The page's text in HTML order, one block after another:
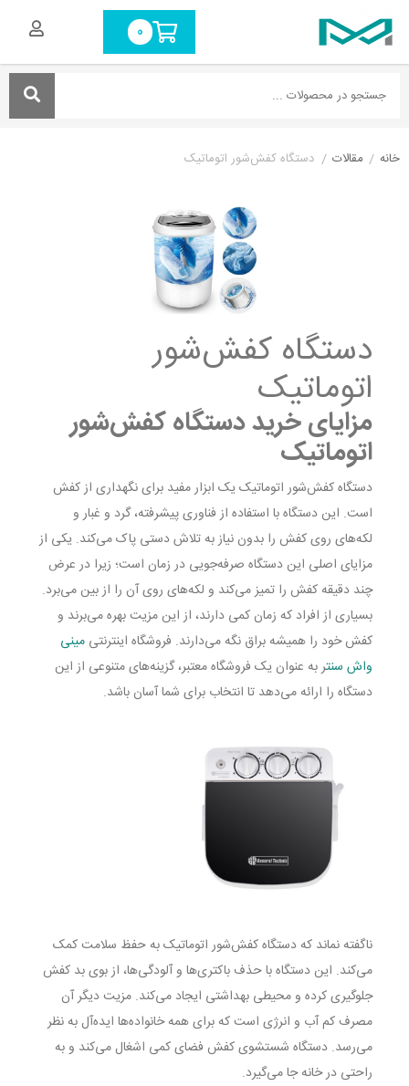
0
خانه / مقالات / دستگاه کفش‌شور اتوماتیک
دستگاه کفش‌شور
اتوماتیک
مزایای خرید دستگاه کفش‌شور
اتوماتیک
دستگاه کفش‌شور اتوماتیک یک ابزار مفید برای نگهداری از کفش
است. این دستگاه با استفاده از فناوری پیشرفته، گرد و غبار و
لکه‌های روی کفش را بدون نیاز به تلاش دستی پاک می‌کند. یکی از
مزایای اصلی این دستگاه صرفه‌جویی در زمان است؛ زیرا در عرض
چند دقیقه کفش را تمیز می‌کند و لکه‌های روی آن را از بین می‌برد.
بسیاری از افراد که زمان کمی دارند، از این مزیت بهره می‌برند و
کفش خود را همیشه براق نگه می‌دارند. فروشگاه اینترنتی مینی
واش سنتر به عنوان یک فروشگاه معتبر، گزینه‌های متنوعی از این
دستگاه را ارائه می‌دهد تا انتخاب برای شما آسان باشد.
ناگفته نماند که دستگاه کفش‌شور اتوماتیک به حفظ سلامت کمک
می‌کند. این دستگاه با حذف باکتری‌ها و آلودگی‌ها، از بوی بد کفش
جلوگیری کرده و محیطی بهداشتی ایجاد می‌کند. مزیت دیگر آن
مصرف کم آب و انرژی است‌ که برای همه خانواده‌ها ایده‌آل به نظر
می‌رسد. دستگاه شستشوی کفش فضای کمی اشغال می‌کند و به
راحتی در خانه جا می‌گیرد.